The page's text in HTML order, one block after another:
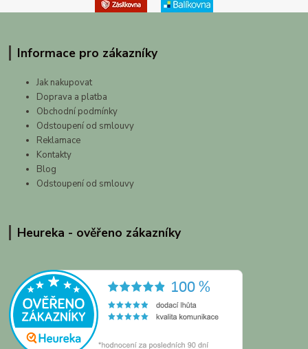
Informace pro zákazníky
Jak nakupovat
Doprava a platba
Obchodní podmínky
Odstoupení od smlouvy
Reklamace
Kontakty
Blog
Odstoupení od smlouvy
Heureka - ověřeno zákazníky